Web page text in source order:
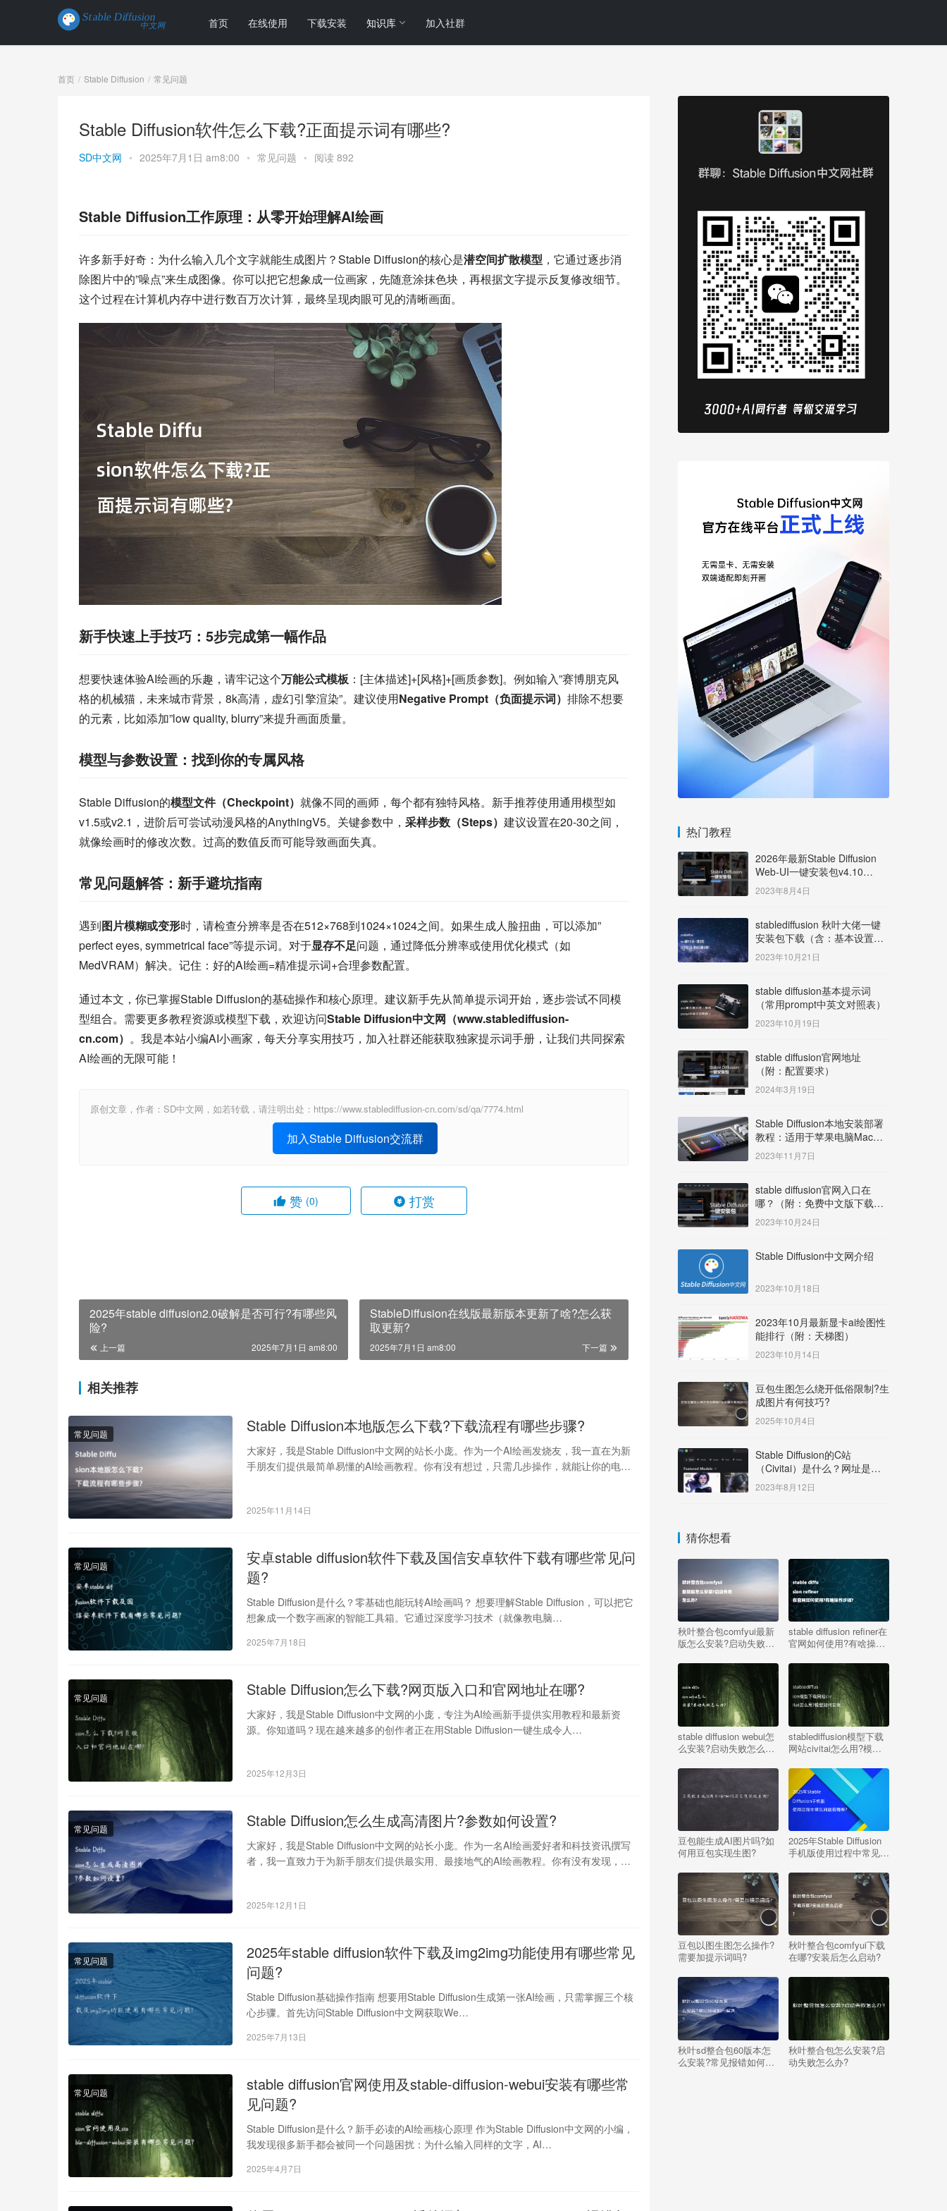
首页 在线使用 下载安装 知识库 加入社群
首页 Stable Diffusion 常见问题
Stable Diffusion软件怎么下载?正面提示词有哪些?
SD中文网 • 2025年7月1日 am8:00 • 常见问题 • 阅读 892
Stable Diffusion工作原理：从零开始理解AI绘画
许多新手好奇：为什么输入几个文字就能生成图片？Stable Diffusion的核心是潜空间扩散模型 ，它通过逐步消
除图片中的”噪点”来生成图像。你可以把它想象成一位画家，先随意涂抹色块，再根据文字提示反复修改细节。
这个过程在计算机内存中进行数百万次计算，最终呈现肉眼可见的清晰画面。
新手快速上手技巧：5步完成第一幅作品
想要快速体验AI绘画的乐趣，请牢记这个万能公式模板 ：[主体描述]+[风格]+[画质参数]。例如输入”赛博朋克风
格的机械猫，未来城市背景，8k高清，虚幻引擎渲染”。建议使用Negative Prompt（负面提示词） 排除不想要
的元素，比如添加”low quality, blurry”来提升画面质量。
模型与参数设置：找到你的专属风格
Stable Diffusion的模型文件（Checkpoint） 就像不同的画师，每个都有独特风格。新手推荐使用通用模型如
v1.5或v2.1，进阶后可尝试动漫风格的AnythingV5。关键参数中， 采样步数（Steps） 建议设置在20-30之间，
就像绘画时的修改次数。过高的数值反而可能导致画面失真。
常见问题解答：新手避坑指南
遇到图片模糊或变形时，请检查分辨率是否在512×768到1024×1024之间。如果生成人脸扭曲，可以添加”
perfect eyes, symmetrical face”等提示词。对于显存不足问题，通过降低分辨率或使用优化模式（如
MedVRAM）解决。记住：好的AI绘画=精准提示词+合理参数配置。
通过本文，你已掌握Stable Diffusion的基础操作和核心原理。建议新手先从简单提示词开始，逐步尝试不同模
型组合。需要更多教程资源或模型下载，欢迎访问Stable Diffusion中文网（www.stablediffusion-
cn.com） 。我是本站小编AI小画家，每天分享实用技巧，加入社群还能获取独家提示词手册，让我们共同探索
AI绘画的无限可能！
原创文章，作者：SD中文网，如若转载，请注明出处：https://www.stablediffusion-cn.com/sd/qa/7774.html
加入Stable Diffusion交流群
赞 (0) 打赏
2025年stable diffusion2.0破解是否可行?有哪些风
险?
上一篇 2025年7月1日 am8:00
StableDiffusion在线版最新版本更新了啥?怎么获
取更新?
下一篇
2025年7月1日 am8:00
相关推荐
常见问题 Stable Diffusion本地版怎么下载?下载流程有哪些步骤?
大家好，我是Stable Diffusion中文网的站长小庞。作为一个AI绘画发烧友，我一直在为新
手朋友们提供最简单易懂的AI绘画教程。你有没有想过，只需几步操作，就能让你的电脑
2025年11月14日
常见问题
安卓stable diffusion软件下载及国信安卓软件下载有哪些常见问
题?
Stable Diffusion是什么？零基础也能玩转AI绘画吗？ 想要理解Stable Diffusion，可以把它
想象成一个数字画家的智能工具箱。它通过深度学习技术（就像教电脑…
2025年7月18日
常见问题 Stable Diffusion怎么下载?网页版入口和官网地址在哪?
大家好，我是Stable Diffusion中文网的小庞，专注为AI绘画新手提供实用教程和最新资
源。你知道吗？现在越来越多的创作者正在用Stable Diffusion一键生成令人…
2025年12月3日
常见问题 Stable Diffusion怎么生成高清图片?参数如何设置?
大家好，我是Stable Diffusion中文网的站长小庞。作为一名AI绘画爱好者和科技资讯撰写
者，我一直致力于为新手朋友们提供最实用、最接地气的AI绘画教程。你有没有发现，同
2025年12月1日
常见问题
2025年stable diffusion软件下载及img2img功能使用有哪些常见
问题?
Stable Diffusion基础操作指南 想要用Stable Diffusion生成第一张AI绘画，只需掌握三个核
心步骤。首先访问Stable Diffusion中文网获取We…
2025年7月13日
常见问题
stable diffusion官网使用及stable-diffusion-webui安装有哪些常
见问题?
Stable Diffusion是什么？新手必读的AI绘画核心原理 作为Stable Diffusion中文网的小编，
我发现很多新手都会被同一个问题困扰：为什么输入同样的文字，AI…
2025年4月7日
热门教程
2026年最新Stable Diffusion
Web-UI一键安装包v4.10
Windows版【支持50系显卡】
2023年8月4日
stablediffusion 秋叶大佬一键
安装包下载（含：基本设置说
明）
2023年10月21日
stable diffusion基本提示词
（常用prompt中英文对照表）
2023年10月19日
stable diffusion官网地址
（附：配置要求）
2024年3月19日
Stable Diffusion本地安装部署
教程：适用于苹果电脑Mac
OS系统M系列芯片：
MacBook/iMac等
2023年11月7日
stable diffusion官网入口在
哪？（附：免费中文版下载安
装教程）
2023年10月24日
Stable Diffusion中文网介绍
2023年10月18日
2023年10月最新显卡ai绘图性
能排行（附：天梯图）
2023年10月14日
豆包生图怎么绕开低俗限制?生
成图片有何技巧?
2025年10月4日
Stable Diffusion的C站
（Civitai）是什么？网址是多
少？
2023年8月12日
猜你想看
秋叶整合包comfyui最新
版怎么安装?启动失败怎
stable diffusion refiner在
官网如何使用?有啥操作
stable diffusion webui怎
么安装?启动失败怎么
stablediffusion模型下载
网站civitai怎么用?模型
豆包能生成AI图片吗?如
何用豆包实现生图?
2025年Stable Diffusion
手机版使用过程中常见问
豆包以图生图怎么操作?
需要加提示词吗?
秋叶整合包comfyui下载
在哪?安装后怎么启动?
秋叶sd整合包60版本怎
么安装?常见报错如何解
秋叶整合包怎么安装?启
动失败怎么办?